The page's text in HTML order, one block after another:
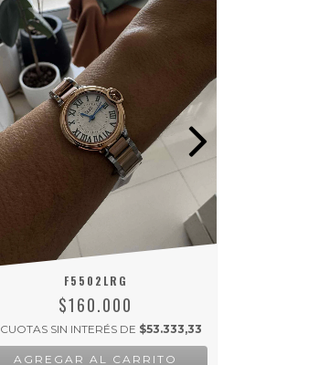
F5502LRG
$160.000
CUOTAS SIN INTERÉS DE $53.333,33